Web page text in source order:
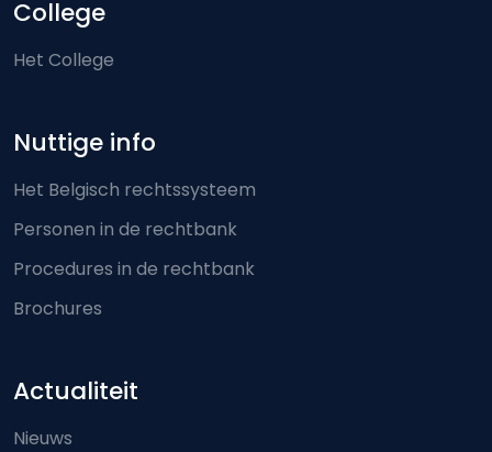
College
Het College
Nuttige info
Het Belgisch rechtssysteem
Personen in de rechtbank
Procedures in de rechtbank
Brochures
Actualiteit
Nieuws